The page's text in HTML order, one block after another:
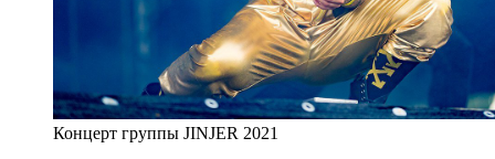
Концерт группы JINJER 2021